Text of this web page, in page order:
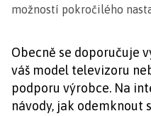
možností pokročilého
Obecně se doporučuje
váš model televizoru
podporu výrobce. Na
návody, jak odemknout